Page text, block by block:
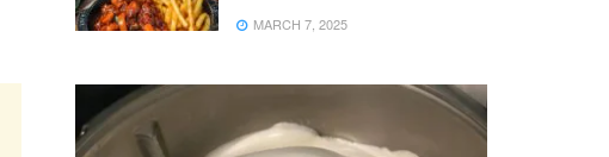
MARCH 7, 2025